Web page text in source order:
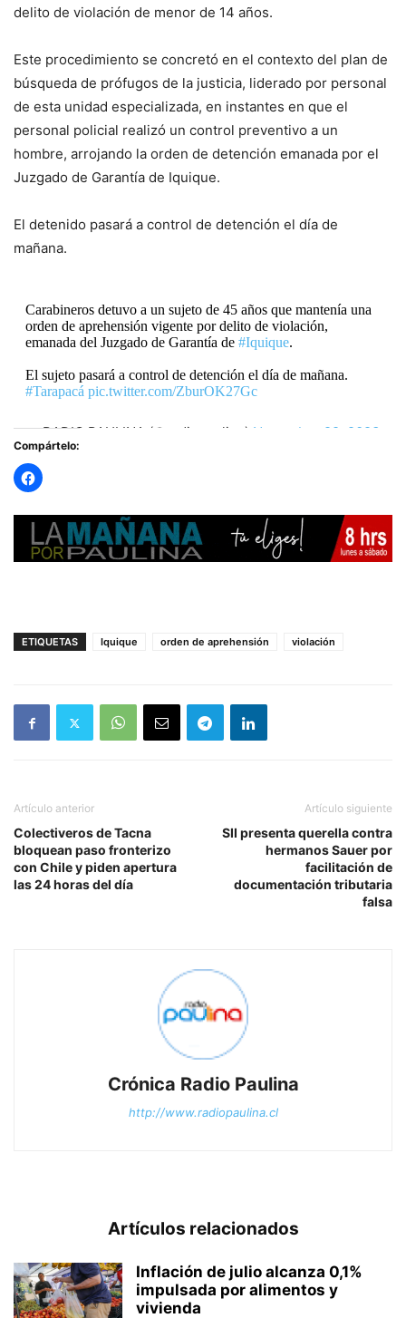
delito de violación de menor de 14 años.
Este procedimiento se concretó en el contexto del plan de
búsqueda de prófugos de la justicia, liderado por personal
de esta unidad especializada, en instantes en que el
personal policial realizó un control preventivo a un
hombre, arrojando la orden de detención emanada por el
Juzgado de Garantía de Iquique.
El detenido pasará a control de detención el día de
mañana.
Carabineros detuvo a un sujeto de 45 años que mantenía una
orden de aprehensión vigente por delito de violación,
emanada del Juzgado de Garantía de #Iquique.
El sujeto pasará a control de detención el día de mañana.
#Tarapacá pic.twitter.com/ZburOK27Gc
— RADIO PAULINA (@radiopaulina) November 29, 2023
Compártelo:
ETIQUETAS Iquique orden de aprehensión violación
Artículo anterior
Colectiveros de Tacna
bloquean paso fronterizo
con Chile y piden apertura
las 24 horas del día
Artículo siguiente
SII presenta querella contra
hermanos Sauer por
facilitación de
documentación tributaria
falsa
Crónica Radio Paulina
http://www.radiopaulina.cl
Artículos relacionados
Inflación de julio alcanza 0,1%
impulsada por alimentos y
vivienda